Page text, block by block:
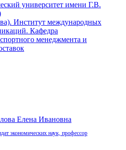
университет имени Г.В.
Институт международных
Кафедра
менеджмента и
Елена Ивановна
экономических наук, профессор